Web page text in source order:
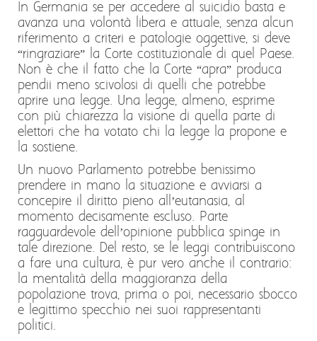
In Germania se per accedere al suicidio basta e
avanza una volontà libera e attuale, senza alcun
riferimento a criteri e patologie oggettive, si deve
“ringraziare” la Corte costituzionale di quel Paese.
Non è che il fatto che la Corte “apra” produca
pendii meno scivolosi di quelli che potrebbe
aprire una legge. Una legge, almeno, esprime
con più chiarezza la visione di quella parte di
elettori che ha votato chi la legge la propone e
la sostiene.
Un nuovo Parlamento potrebbe benissimo
prendere in mano la situazione e avviarsi a
concepire il diritto pieno all’eutanasia, al
momento decisamente escluso. Parte
ragguardevole dell’opinione pubblica spinge in
tale direzione. Del resto, se le leggi contribuiscono
a fare una cultura, è pur vero anche il contrario:
la mentalità della maggioranza della
popolazione trova, prima o poi, necessario sbocco
e legittimo specchio nei suoi rappresentanti
politici.